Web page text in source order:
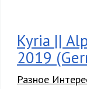
Kyria ||
2019
Разное